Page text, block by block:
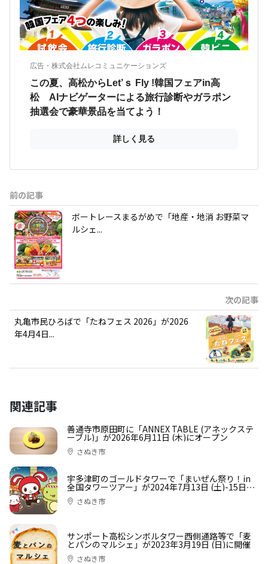
前の記事
ボートレースまるがめで「地産・地消 お野菜マ
ルシェ...
次の記事
丸亀市民ひろばで「たねフェス 2026」が2026
年4月4日...
関連記事
善通寺市原田町に「ANNEX TABLE (アネックステ
ーブル)」が2026年6月11日 (木)にオープン
さぬき市
宇多津町のゴールドタワーで「まいぜん祭り！in
全国タワーツアー」が2024年7月13日 (土)-15日
(月)に開催【ヒメクリ広告】
さぬき市
サンポート高松シンボルタワー西側通路等で「麦
とパンのマルシェ」が2023年3月19日 (日)に開催
さぬき市